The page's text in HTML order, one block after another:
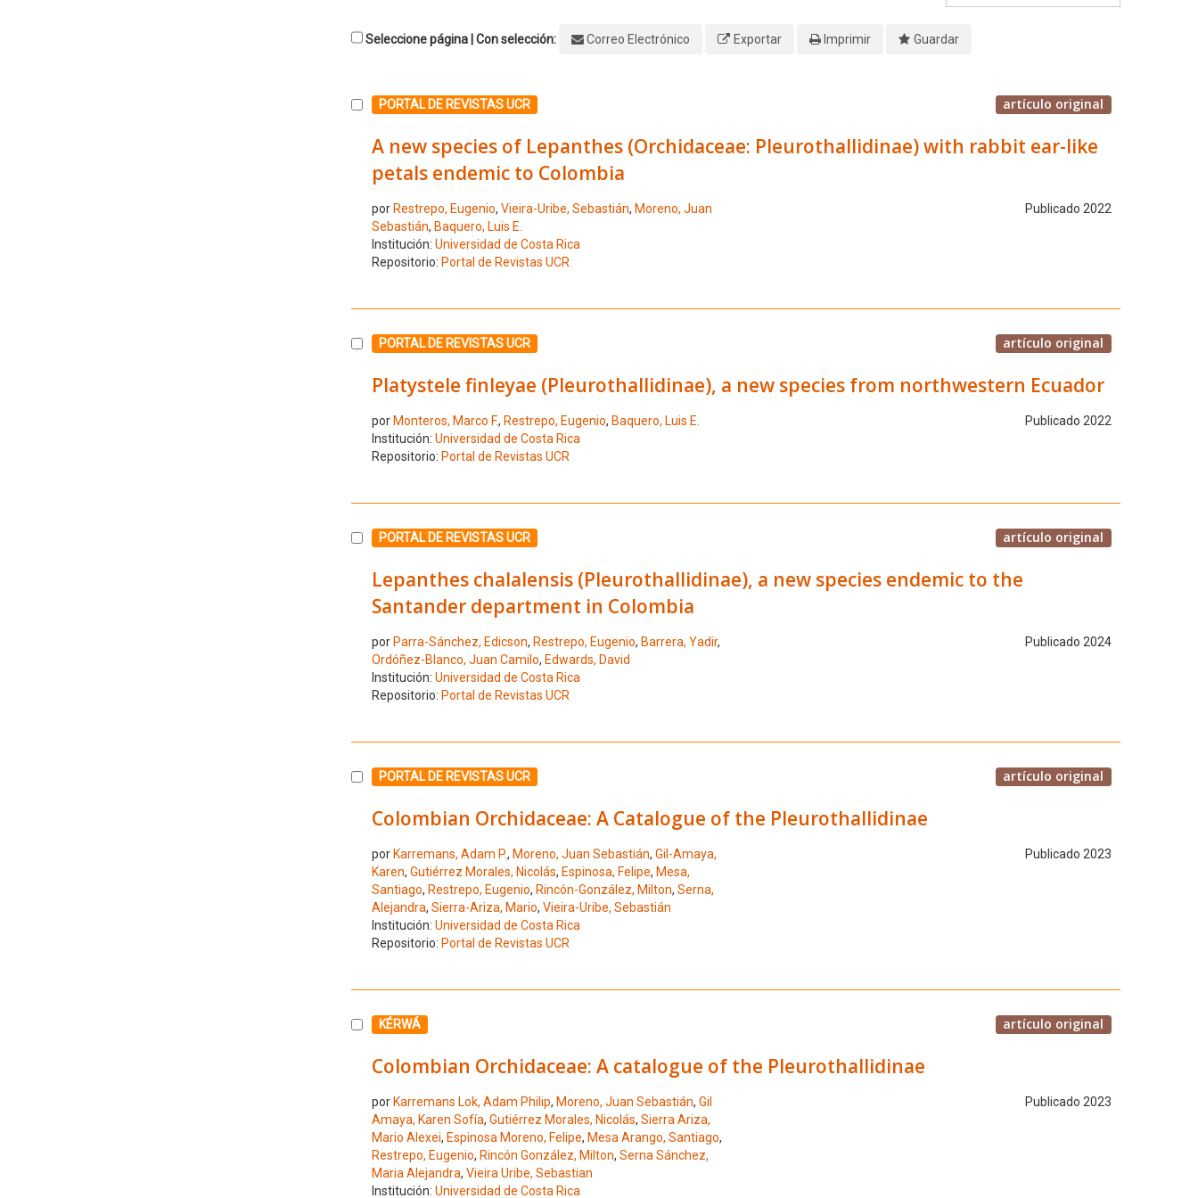
Seleccione página | Con selección: Correo Electrónico Exportar Imprimir Guardar
Seleccione el número de resultado 1
PORTAL DE REVISTAS UCR artículo original
A new species of Lepanthes (Orchidaceae: Pleurothallidinae) with rabbit ear-like
petals endemic to Colombia
por Restrepo, Eugenio, Vieira-Uribe, Sebastián, Moreno, Juan
Sebastián, Baquero, Luis E.
Publicado 2022
Institución: Universidad de Costa Rica
Repositorio: Portal de Revistas UCR
Seleccione el número de resultado 2
PORTAL DE REVISTAS UCR artículo original
Platystele finleyae (Pleurothallidinae), a new species from northwestern Ecuador
por Monteros, Marco F., Restrepo, Eugenio, Baquero, Luis E.
Publicado 2022
Institución: Universidad de Costa Rica
Repositorio: Portal de Revistas UCR
Seleccione el número de resultado 3
PORTAL DE REVISTAS UCR artículo original
Lepanthes chalalensis (Pleurothallidinae), a new species endemic to the
Santander department in Colombia
por Parra-Sánchez, Edicson, Restrepo, Eugenio, Barrera, Yadir,
Ordóñez-Blanco, Juan Camilo, Edwards, David
Publicado 2024
Institución: Universidad de Costa Rica
Repositorio: Portal de Revistas UCR
Seleccione el número de resultado 4
PORTAL DE REVISTAS UCR artículo original
Colombian Orchidaceae: A Catalogue of the Pleurothallidinae
por Karremans, Adam P., Moreno, Juan Sebastián, Gil-Amaya,
Karen, Gutiérrez Morales, Nicolás, Espinosa, Felipe, Mesa,
Santiago, Restrepo, Eugenio, Rincón-González, Milton, Serna,
Alejandra, Sierra-Ariza, Mario, Vieira-Uribe, Sebastián
Publicado 2023
Institución: Universidad de Costa Rica
Repositorio: Portal de Revistas UCR
Seleccione el número de resultado 5
KÉRWÁ artículo original
Colombian Orchidaceae: A catalogue of the Pleurothallidinae
por Karremans Lok, Adam Philip, Moreno, Juan Sebastián, Gil
Amaya, Karen Sofía, Gutiérrez Morales, Nicolás, Sierra Ariza,
Mario Alexei, Espinosa Moreno, Felipe, Mesa Arango, Santiago,
Restrepo, Eugenio, Rincón González, Milton, Serna Sánchez,
Maria Alejandra, Vieira Uribe, Sebastian
Publicado 2023
Institución: Universidad de Costa Rica